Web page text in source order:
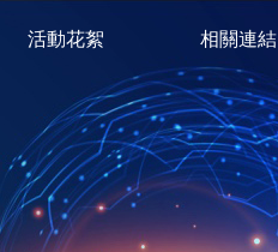
活動花絮 相關連結